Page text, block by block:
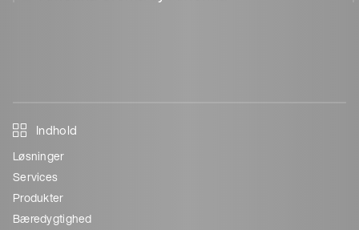
Indhold
Løsninger
Services
Produkter
Bæredygtighed